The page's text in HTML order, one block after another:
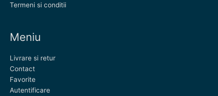
Termeni si conditii
Meniu
Livrare si retur
Contact
Favorite
Autentificare